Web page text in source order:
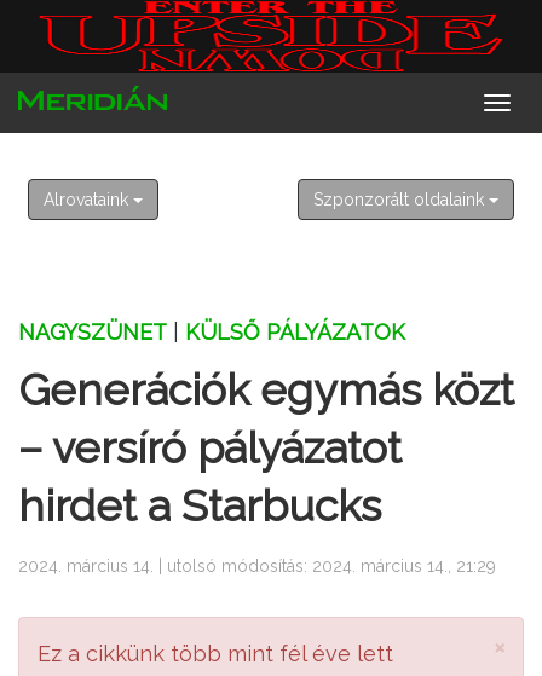
2026. augusztus 9. vasárnap
Emőd
Alrovataink Szponzorált oldalaink
NAGYSZÜNET KÜLSŐ PÁLYÁZATOK
Generációk egymás közt
– versíró pályázatot
hirdet a Starbucks
2024. március 14. | utolsó módosítás: 2024. március 14., 21:29
×
Ez a cikkünk több mint fél éve lett